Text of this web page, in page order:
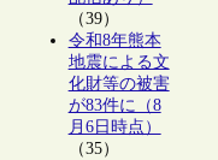
（39）
令和8年熊本
地震による文
化財等の被害
が83件に（8
月6日時点）
（35）